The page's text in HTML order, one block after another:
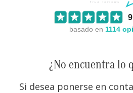
basado en 1114
¿No encuentra lo
Si desea ponerse en